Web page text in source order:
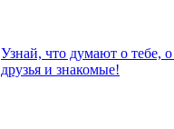
Узнай, что думают о тебе,
друзья и знакомые!